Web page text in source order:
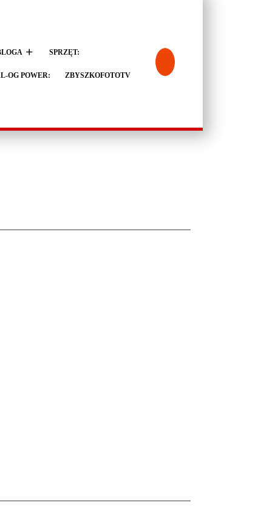
SPRZĘT:
OG POWER: ZBYSZKOFOTOTV